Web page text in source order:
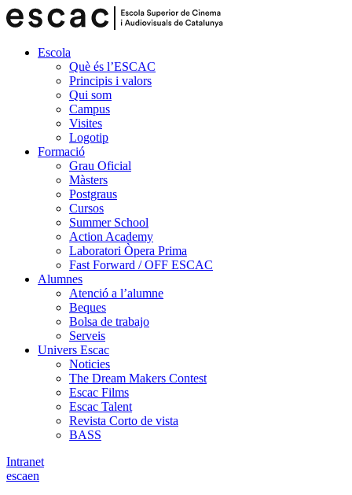
Escola
Què és l’ESCAC
Principis i valors
Qui som
Campus
Visites
Logotip
Formació
Grau Oficial
Màsters
Postgraus
Cursos
Summer School
Action Academy
Laboratori Òpera Prima
Fast Forward / OFF ESCAC
Alumnes
Atenció a l’alumne
Beques
Bolsa de trabajo
Serveis
Univers Escac
Noticies
The Dream Makers Contest
Escac Films
Escac Talent
Revista Corto de vista
BASS
Intranet
escaen